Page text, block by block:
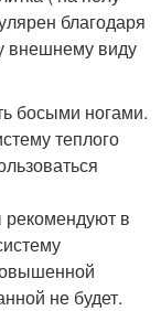
благодаря
внешнему виду
босыми ногами.
теплого
в
не будет.